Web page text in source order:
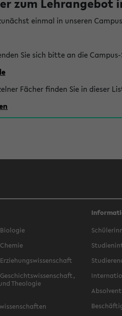
zum Lehrangebot
einmal in unseren
Sie sich bitte an die
Fächer finden Sie in dieser
Theologie